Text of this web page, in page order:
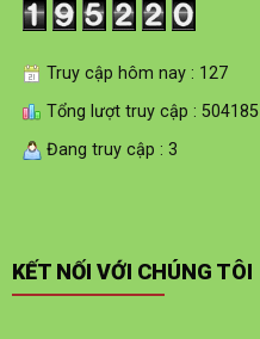
Truy cập hôm nay : 127
Tổng lượt truy cập : 504185
Đang truy cập : 3
KẾT NỐI VỚI CHÚNG TÔI